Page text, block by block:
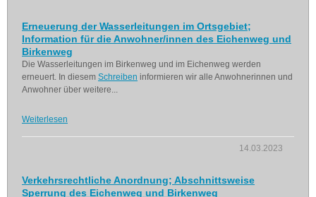
Erneuerung der Wasserleitungen im Ortsgebiet;
Information für die Anwohner/innen des Eichenweg und
Birkenweg
Die Wasserleitungen im Birkenweg und im Eichenweg werden
erneuert. In diesem Schreiben informieren wir alle Anwohnerinnen und
Anwohner über weitere...
Weiterlesen
14.03.2023
Verkehrsrechtliche Anordnung; Abschnittsweise
Sperrung des Eichenweg und Birkenweg